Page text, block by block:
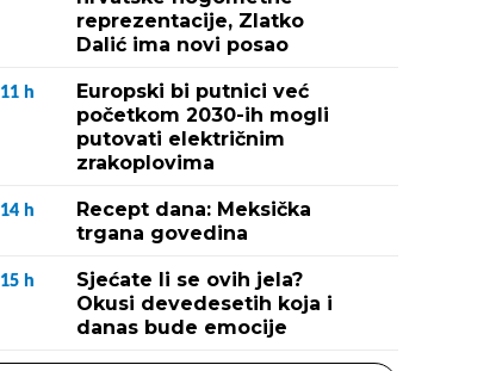
reprezentacije, Zlatko
Dalić ima novi posao
11 h
Europski bi putnici već
početkom 2030-ih mogli
putovati električnim
zrakoplovima
14 h
Recept dana: Meksička
trgana govedina
15 h
Sjećate li se ovih jela?
Okusi devedesetih koja i
danas bude emocije